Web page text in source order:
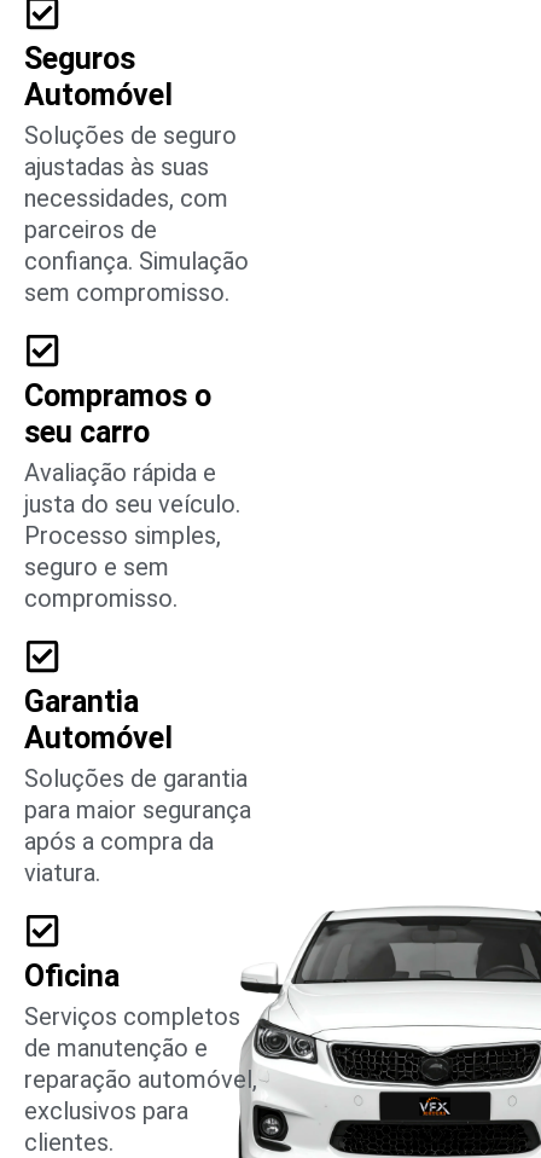
Seguros
Automóvel
Soluções de seguro
ajustadas às suas
necessidades, com
parceiros de
confiança. Simulação
sem compromisso.
Compramos o
seu carro
Avaliação rápida e
justa do seu veículo.
Processo simples,
seguro e sem
compromisso.
Garantia
Automóvel
Soluções de garantia
para maior segurança
após a compra da
viatura.
Oficina
Serviços completos
de manutenção e
reparação automóvel,
exclusivos para
clientes.